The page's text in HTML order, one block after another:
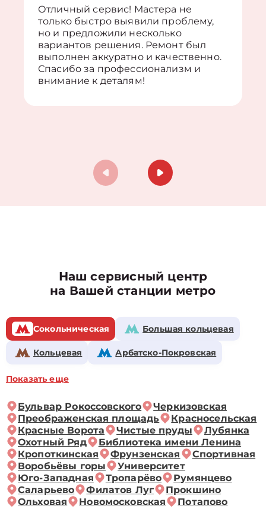
Отличный сервис! Мастера не
только быстро выявили проблему,
но и предложили несколько
вариантов решения. Ремонт был
выполнен аккуратно и качественно.
Спасибо за профессионализм и
внимание к деталям!
Наш сервисный центр
на Вашей станции метро
Сокольническая Большая кольцевая
Кольцевая Арбатско-Покровская
Показать еще
Бульвар Рокоссовского
Черкизовская
Преображенская площадь
Красносельская
Красные Ворота
Чистые пруды
Лубянка
Охотный Ряд
Библиотека имени Ленина
Кропоткинская
Фрунзенская
Спортивная
Воробьёвы горы
Университет
Юго-Западная
Тропарёво
Румянцево
Саларьево
Филатов Луг
Прокшино
Ольховая
Новомосковская Потапово